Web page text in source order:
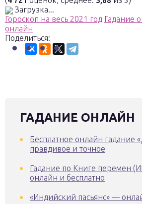
Загрузка...
Гороскоп на весь 2021 год Гадание
онлайн
Поделиться:
ГАДАНИЕ ОНЛАЙН
Бесплатное онлайн гадание
правдивое и точное
Гадание по Книге перемен
онлайн и бесплатно
«Индийский пасьянс» —